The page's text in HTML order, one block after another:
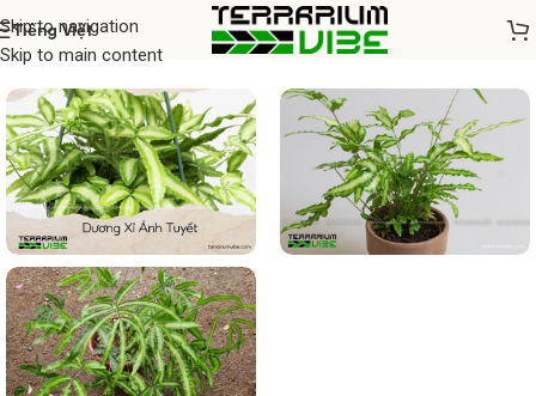
Skip to navigation
Skip to main content
Tiếng Việt
Home/Cây thủy sinh